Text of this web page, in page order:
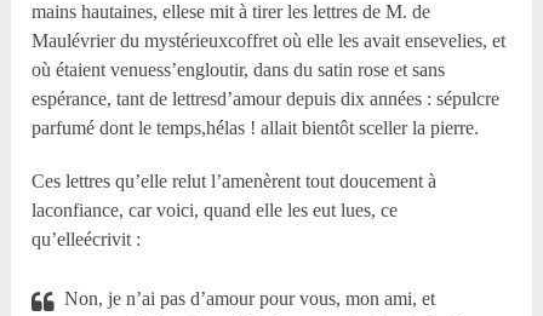
mains hautaines, ellese mit à tirer les lettres de M. de
Maulévrier du mystérieuxcoffret où elle les avait ensevelies, et
où étaient venuess’engloutir, dans du satin rose et sans
espérance, tant de lettresd’amour depuis dix années : sépulcre
parfumé dont le temps,hélas ! allait bientôt sceller la pierre.
Ces lettres qu’elle relut l’amenèrent tout doucement à
laconfiance, car voici, quand elle les eut lues, ce
qu’elleécrivit :
Non, je n’ai pas d’amour pour vous, mon ami, et